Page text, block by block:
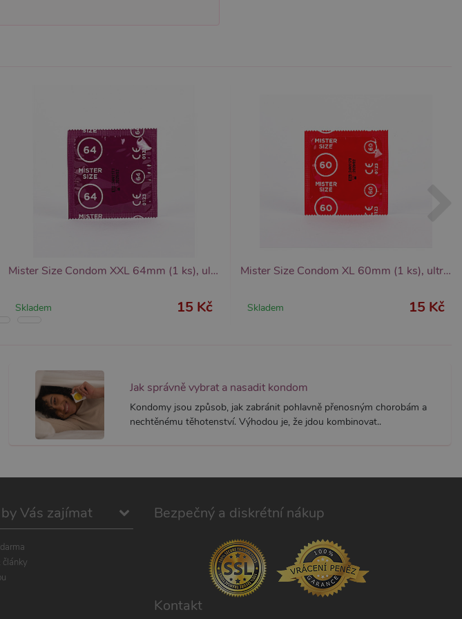
Mister Size Condom XXL 64mm (1 ks), ultratenké kondomy
Skladem 15 Kč
Mister Size Condom XL 60mm (1 ks), ultratenké kondomy
Skladem 15 Kč
Jak správně vybrat a nasadit kondom
Kondomy jsou způsob, jak zabránit pohlavně přenosným chorobám a
nechtěnému těhotenství. Výhodou je, že jdou kombinovat..
Vás zajímat Bezpečný a diskrétní nákup
Kontakt
soubor cookie se používá k rozlišení jedinečných uživatelů
čísla jako identifikátoru klienta. Je součástí každého požadavku na
o návštěvnících, relacích a kampaních pro analytické přehledy